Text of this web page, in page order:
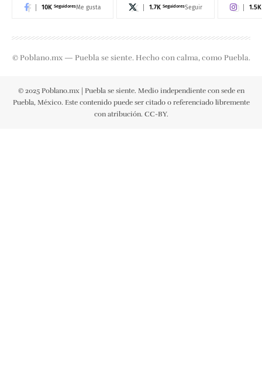
10K SeguidoresMe gusta 1.7K SeguidoresSeguir 1.5K
© Poblano.mx — Puebla se siente. Hecho con calma, como Puebla.
© 2025 Poblano.mx | Puebla se siente. Medio independiente con sede en
Puebla, México. Este contenido puede ser citado o referenciado libremente
con atribución. CC-BY.